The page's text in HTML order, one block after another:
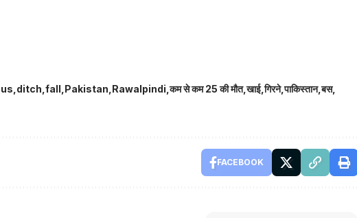
ditch fall Pakistan Rawalpindi कम से कम 25 की मौत खाई गिरने पाकिस्तान बस
FACEBOOK